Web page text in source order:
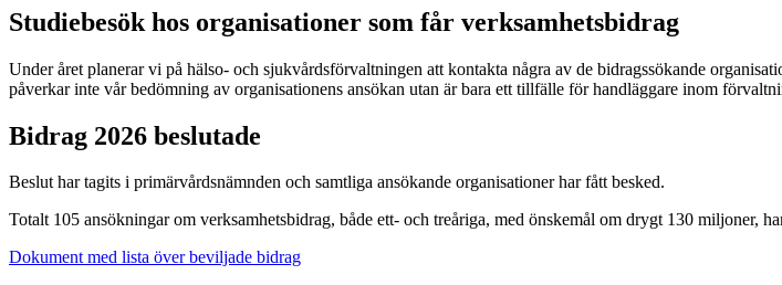
Studiebesök hos organisationer som får verksamhetsbidrag
Under året planerar vi på hälso- och sjukvårdsförvaltningen att kontakta några av de bidragssökande
påverkar inte vår bedömning av organisationens ansökan utan är bara ett tillfälle för handläggare inom
Bidrag 2026 beslutade
Beslut har tagits i primärvårdsnämnden och samtliga ansökande organisationer har fått besked.
Totalt 105 ansökningar om verksamhetsbidrag, både ett- och treåriga, med önskemål om drygt 130 miljoner,
Dokument med lista över beviljade bidrag